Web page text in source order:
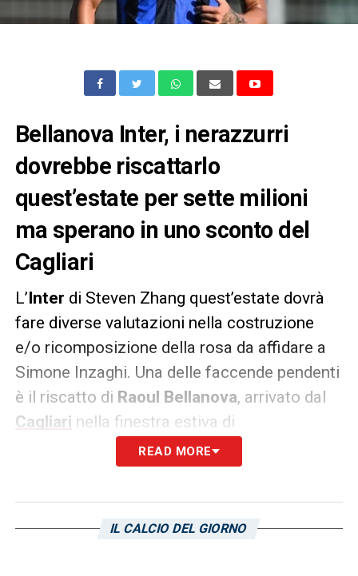
Bellanova Inter, i nerazzurri
dovrebbe riscattarlo
quest’estate per sette milioni
ma sperano in uno sconto del
Cagliari
L’Inter di Steven Zhang quest’estate dovrà
fare diverse valutazioni nella costruzione
e/o ricomposizione della rosa da affidare a
Simone Inzaghi. Una delle faccende pendenti
è il riscatto di Raoul Bellanova, arrivato dal
Cagliari nella finestra estiva di
calciomercato in prestito con diritto di
riscatto fissato a sette milioni di euro –
nerazzurri sperano di riuscire a convincere la
READ MORE
IL CALCIO DEL GIORNO